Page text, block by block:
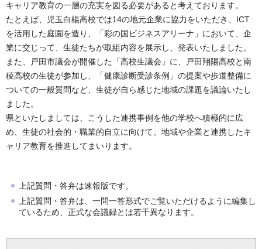
キャリア教育の一層の充実を図る必要があると考えております。
たとえば、児玉白楊高校では14の地元企業に協力をいただき、ICT
を活用した庭園を造り、「彩の国ビジネスアリーナ」において、企
業に交じって、生徒たちが取組内容を展示し、発表いたしました。
また、戸田市議会が開催した「高校生議会」に、戸田翔陽高校と南
稜高校の生徒が参加し、「健康診断受診条例」の提案や歩道整備に
ついての一般質問など、生徒が自ら感じた地域の課題を議論いたし
ました。
県といたしましては、こうした連携事例を他の学校へ積極的に広
め、生徒の社会的・職業的自立に向けて、地域や企業と連携したキ
ャリア教育を推進してまいります。
上記質問・答弁は速報版です。
上記質問・答弁は、一問一答形式でご覧いただけるように編集し
ているため、正式な会議録とは若干異なります。